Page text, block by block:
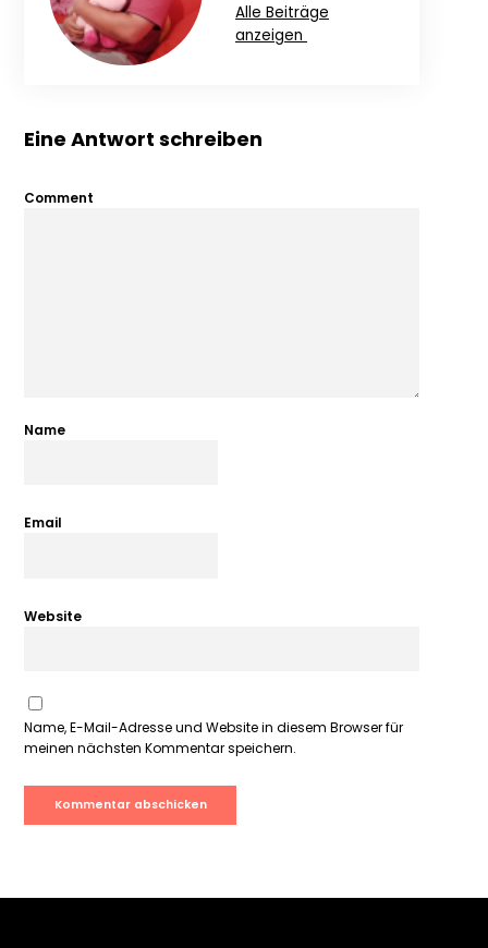
Alle Beiträge
anzeigen
Eine Antwort schreiben
Comment
Name
Email
Website
Name, E-Mail-Adresse und Website in diesem Browser für
meinen nächsten Kommentar speichern.